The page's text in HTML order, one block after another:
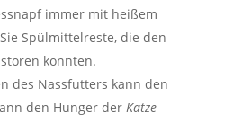
immer mit heißem
Spülmittelreste, die den
könnten.
des Nassfutters kann den
den Hunger der Katze